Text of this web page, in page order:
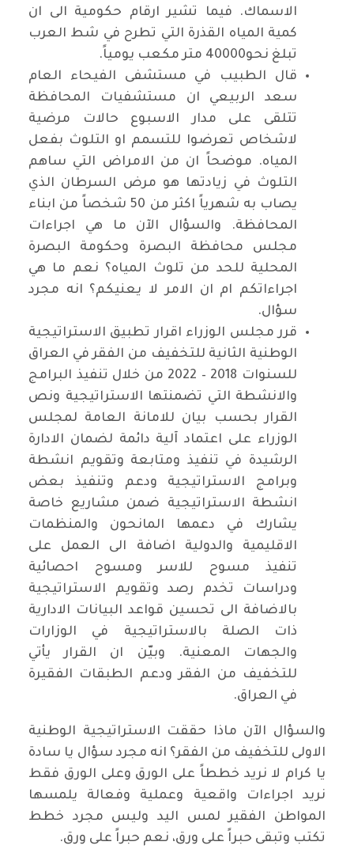
الاسماك. فيما تشير ارقام حكومية الى ان
كمية المياه القذرة التي تطرح في شط العرب
تبلغ نحو40000 متر مكعب يومياً.
قال الطبيب في مستشفى الفيحاء العام
سعد الربيعي ان مستشفيات المحافظة
تتلقى على مدار الاسبوع حالات مرضية
لاشخاص تعرضوا للتسمم او التلوث بفعل
المياه. موضحاً ان من الامراض التي ساهم
التلوث في زيادتها هو مرض السرطان الذي
يصاب به شهرياً اكثر من 50 شخصاً من ابناء
المحافظة. والسؤال الآن ما هي اجراءات
مجلس محافظة البصرة وحكومة البصرة
المحلية للحد من تلوث المياه؟ نعم ما هي
اجراءاتكم ام ان الامر لا يعنيكم؟ انه مجرد
سؤال.
قرر مجلس الوزراء اقرار تطبيق الاستراتيجية
الوطنية الثانية للتخفيف من الفقر في العراق
للسنوات 2018 – 2022 من خلال تنفيذ البرامج
والانشطة التي تضمنتها الاستراتيجية ونص
القرار بحسب بيان للامانة العامة لمجلس
الوزراء على اعتماد آلية دائمة لضمان الادارة
الرشيدة في تنفيذ ومتابعة وتقويم انشطة
وبرامج الاستراتيجية ودعم وتنفيذ بعض
انشطة الاستراتيجية ضمن مشاريع خاصة
يشارك في دعمها المانحون والمنظمات
الاقليمية والدولية اضافة الى العمل على
تنفيذ مسوح للاسر ومسوح احصائية
ودراسات تخدم رصد وتقويم الاستراتيجية
بالاضافة الى تحسين قواعد البيانات الادارية
ذات الصلة بالاستراتيجية في الوزارات
والجهات المعنية. وبيّن ان القرار يأتي
للتخفيف من الفقر ودعم الطبقات الفقيرة
في العراق.
والسؤال الآن ماذا حققت الاستراتيجية الوطنية
الاولى للتخفيف من الفقر؟ انه مجرد سؤال يا سادة
يا كرام لا نريد خططاً على الورق وعلى الورق فقط
نريد اجراءات واقعية وعملية وفعالة يلمسها
المواطن الفقير لمس اليد وليس مجرد خطط
تكتب وتبقى حبراً على ورق، نعم حبراً على ورق.